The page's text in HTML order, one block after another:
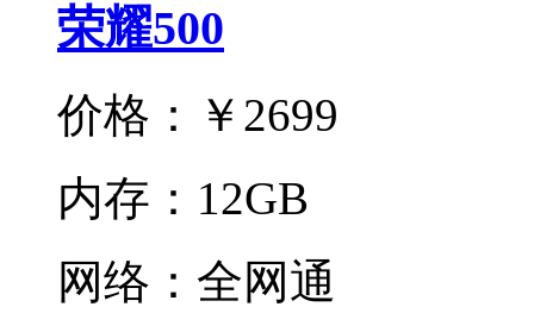
荣耀500
价格：
￥2699
内存： 12GB
网络： 全网通